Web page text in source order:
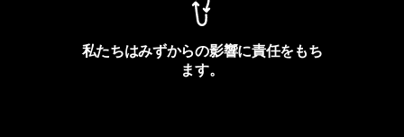
私たちはみずからの影響に責任をもち
ます。